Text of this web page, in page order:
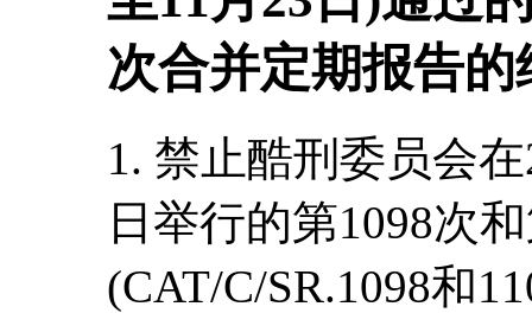
次合并定期报告
1. 禁止酷刑委员会
日举行的第1098次
(CAT/C/SR.1098和